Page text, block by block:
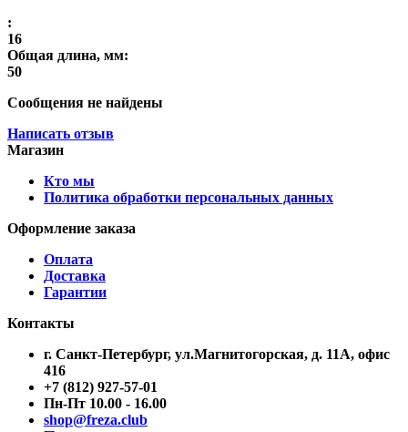
:
16
Общая длина, мм:
50
Сообщения не найдены
Написать отзыв
Магазин
Кто мы
Политика обработки персональных данных
Оформление заказа
Оплата
Доставка
Гарантии
Контакты
г. Санкт-Петербург, ул.Магнитогорская, д. 11А, офис
416
+7 (812) 927-57-01
Пн-Пт 10.00 - 16.00
shop@freza.club